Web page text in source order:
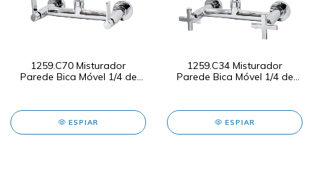
1259.C70 Misturador
Parede Bica Móvel 1/4 de
ESPIAR
1259.C34 Misturador
Parede Bica Móvel 1/4 de
ESPIAR